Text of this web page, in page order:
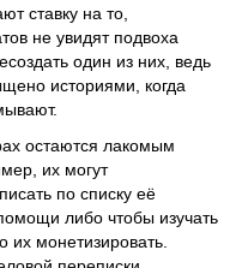
ставку на то,
не увидят подвоха
один из них, ведь
историями, когда
остаются лакомым
их могут
по списку её
либо чтобы изучать
их монетизировать.